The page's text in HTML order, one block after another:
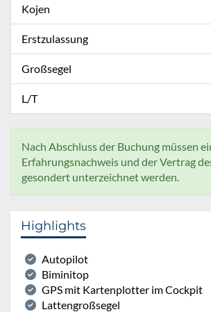
Kojen
Erstzulassung
Großsegel
L/T
Nach Abschluss der Buchung müssen
Erfahrungsnachweis und der Vertrag
gesondert unterzeichnet werden.
Highlights
Autopilot
Biminitop
GPS mit Kartenplotter im Cockpit
Lattengroßsegel